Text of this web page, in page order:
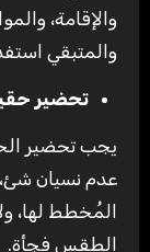
والإقامة،
والمتبقي
تحضير
يجب تحضير
عدم نسيان
المُخطط لها،
الطقس فجأة.